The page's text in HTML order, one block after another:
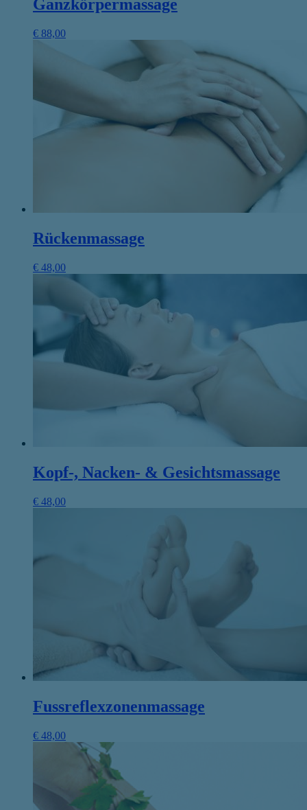
Ganzkörpermassage
€ 88,00
Rückenmassage
€ 48,00
Kopf-, Nacken- & Gesichtsmassage
€ 48,00
Fussreflexzonenmassage
€ 48,00